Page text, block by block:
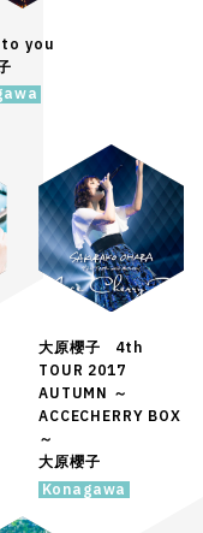
you
大原櫻子 4th
TOUR 2017
AUTUMN ～
ACCECHERRY BOX
～
大原櫻子
Konagawa